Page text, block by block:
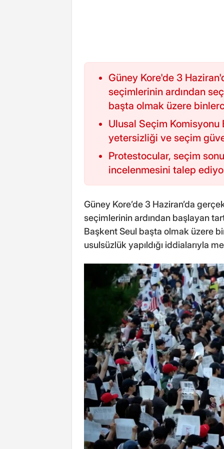
Güney Kore'de 3
seçimlerinin ardından
başta olmak üzere
Ulusal Seçim Komisyonu
yetersizliği ve seçim
Protestocular, seçim
incelenmesini talep
Güney Kore’de 3 Haziran’da
seçimlerinin ardından başlayan
Başkent Seul başta olmak üzere
usulsüzlük yapıldığı iddialarıyla